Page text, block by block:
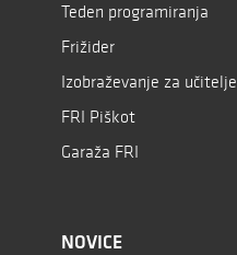
Teden programiranja
Frižider
Izobraževanje za učitelje
FRI Piškot
Garaža FRI
NOVICE